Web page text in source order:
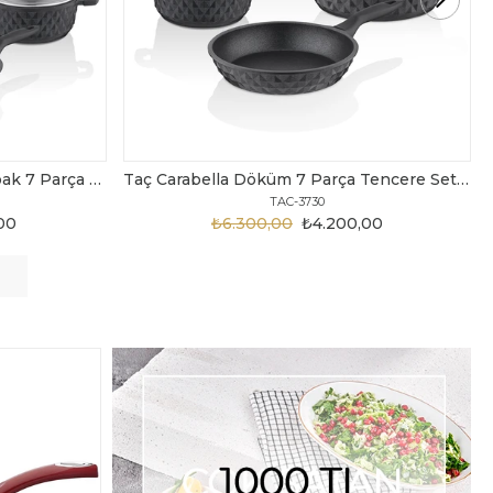
Taç Carabella Döküm 7 Parça Tencere Seti Siyah Taç Master Cook Tombik 7 Parça Tencere Seti Gri
TAC-3820
₺2.450,00
₺3.199,00